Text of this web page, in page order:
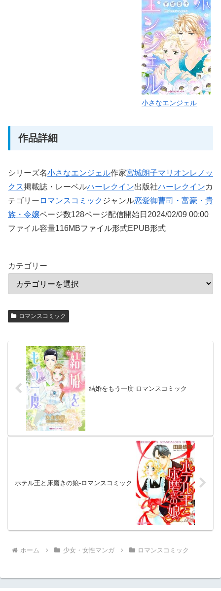
小さなエンジェル
作品詳細
シリーズ名小さなエンジェル作家宮城朗子マリオンレノッ
クス掲載誌・レーベルハーレクイン出版社ハーレクインカ
テゴリー ロマンスコミック ジャンル恋愛御曹司・富豪・貴
族・令嬢ページ数128ページ配信開始日2024/02/09 00:00
ファイル容量116MBファイル形式EPUB形式
カテゴリー
ロマンスコミック
結婚をもう一度-ロマンスコミック
ホテル王と床磨きの娘-ロマンスコミック
ホーム 少女・女性マンガ ロマンスコミック